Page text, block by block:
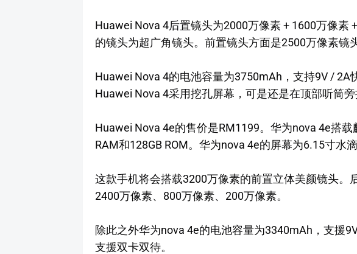
Huawei Nova 4后置镜头为2000万像素 + 1600万像素
的镜头为超广角镜头。前置镜头方面是2500万像素镜头
Huawei Nova 4的电池容量为3750mAh，支持9V / 2A
Huawei Nova 4采用挖孔屏幕，可是还是在顶部听筒旁
Huawei Nova 4e的售价是RM1199。华为nova 4e搭
RAM和128GB ROM。华为nova 4e的屏幕为6.15寸水
这款手机将会搭载3200万像素的前置立体美颜镜头。
2400万像素、800万像素、200万像素。
除此之外华为nova 4e的电池容量为3340mAh，支援
支援双卡双待。